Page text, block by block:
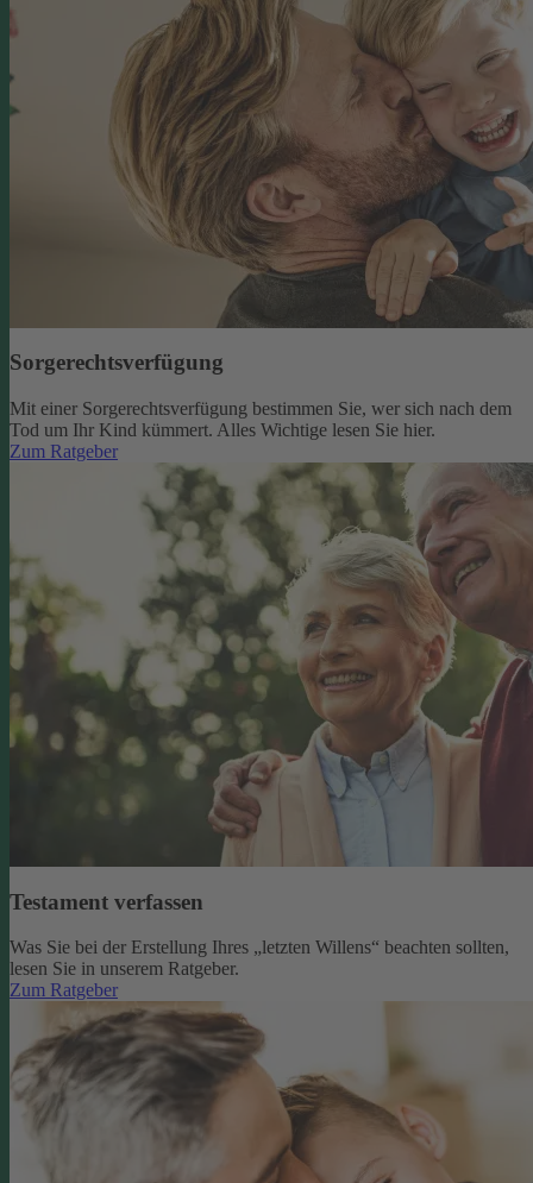
Sorgerechtsverfügung
Mit einer Sorgerechtsverfügung bestimmen Sie, wer sich nach dem
Tod um Ihr Kind kümmert. Alles Wichtige lesen Sie hier.
Zum Ratgeber
Testament verfassen
Was Sie bei der Erstellung Ihres „letzten Willens“ beachten sollten,
lesen Sie in unserem Ratgeber.
Zum Ratgeber